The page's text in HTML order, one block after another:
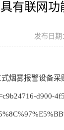
有联网
发布日期
烟雾报警设备采
d900-